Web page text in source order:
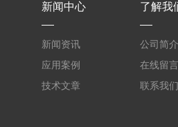
新闻中心
新闻资讯
应用案例
技术文章
了解我
公司简介
在线留言
联系我们